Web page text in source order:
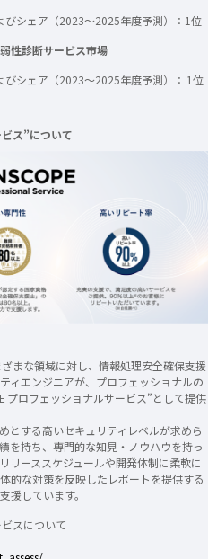
シェア（2023～2025年度予測）：1位
性診断サービス市場
シェア（2023～2025年度予測）： 1位
ス”について
まな領域に対し、情報処理安全確保支援
ィエンジニアが、プロフェッショナルの
プロフェッショナルサービス”として提供
とする高いセキュリティレベルが求めら
を持ち、専門的な知見・ノウハウを持っ
リーススケジュールや開発体制に柔軟に
的な対策を反映したレポートを提供する
援しています。
スについて